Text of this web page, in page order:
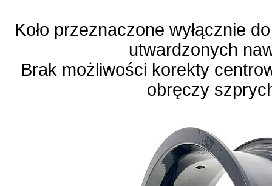
Koło przeznaczone wyłącznie
utwardzonych
Brak możliwości korekty
obręczy